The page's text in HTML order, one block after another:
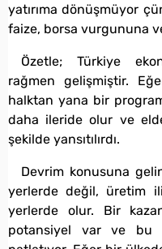
yatırıma dönüşmüyor
faize, borsa vurgununa
Özetle; Türkiye
rağmen gelişmiştir.
halktan yana bir
daha ileride olur ve
şekilde yansıtılırdı.
Devrim konusuna
yerlerde değil, üretim
yerlerde olur. Bir
potansiyel var ve bu